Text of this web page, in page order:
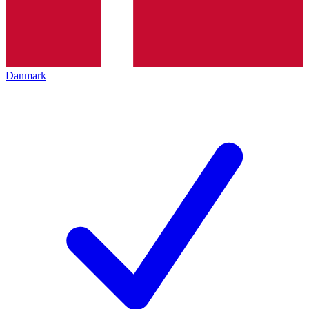
Danmark